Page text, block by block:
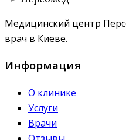
Медицинский центр
врач в Киеве.
Информация
О клинике
Услуги
Врачи